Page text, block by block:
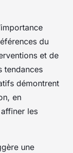
du
et de
tendances
démontrent
en
les
une